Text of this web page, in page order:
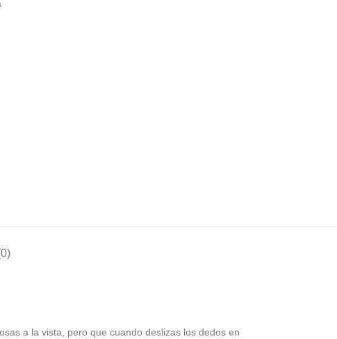
a la vista, pero que cuando deslizas los dedos en